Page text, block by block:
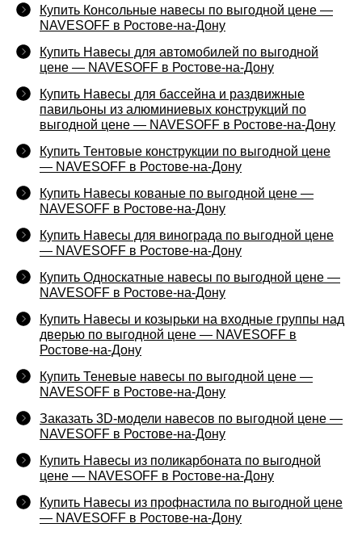
Купить Консольные навесы по выгодной цене —
NAVESOFF в Ростове-на-Дону
Купить Навесы для автомобилей по выгодной
цене — NAVESOFF в Ростове-на-Дону
Купить Навесы для бассейна и раздвижные
павильоны из алюминиевых конструкций по
выгодной цене — NAVESOFF в Ростове-на-Дону
Купить Тентовые конструкции по выгодной цене
— NAVESOFF в Ростове-на-Дону
Купить Навесы кованые по выгодной цене —
NAVESOFF в Ростове-на-Дону
Купить Навесы для винограда по выгодной цене
— NAVESOFF в Ростове-на-Дону
Купить Односкатные навесы по выгодной цене —
NAVESOFF в Ростове-на-Дону
Купить Навесы и козырьки на входные группы над
дверью по выгодной цене — NAVESOFF в
Ростове-на-Дону
Купить Теневые навесы по выгодной цене —
NAVESOFF в Ростове-на-Дону
Заказать 3D-модели навесов по выгодной цене —
NAVESOFF в Ростове-на-Дону
Купить Навесы из поликарбоната по выгодной
цене — NAVESOFF в Ростове-на-Дону
Купить Навесы из профнастила по выгодной цене
— NAVESOFF в Ростове-на-Дону